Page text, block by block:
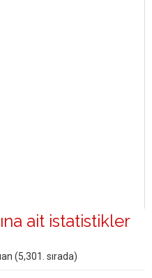
ait istatistikler
(5,301 . sırada)